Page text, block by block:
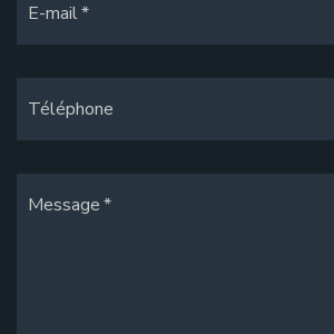
E-mail
Téléphone
Message